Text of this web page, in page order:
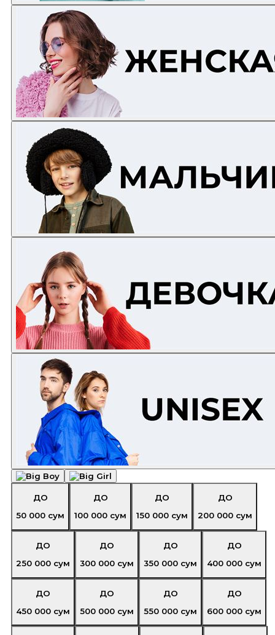
ДО
50 000 сум
ДО
100 000 сум
ДО
150 000 сум
ДО
200 000 сум
ДО
250 000 сум
ДО
300 000 сум
ДО
350 000 сум
ДО
400 000 сум
ДО
450 000 сум
ДО
500 000 сум
ДО
550 000 сум
ДО
600 000 сум